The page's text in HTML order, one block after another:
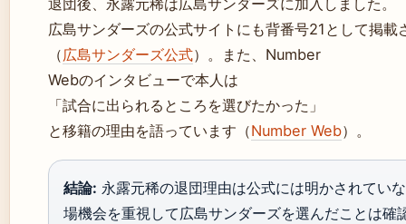
退団後、永露元稀は広島サンダーズに加入しました。
広島サンダーズの公式サイトにも背番号21として掲載
（広島サンダーズ公式）。また、Number
Webのインタビューで本人は
「試合に出られるところを選びたかった」
と移籍の理由を語っています（Number Web）。
結論: 永露元稀の退団理由は公式には明かされてい
場機会を重視して広島サンダーズを選んだことは確